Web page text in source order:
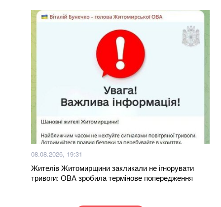
08.08.2026, 19:31
Жителів Житомирщини закликали не ігнорувати
тривоги: ОВА зробила термінове попередження